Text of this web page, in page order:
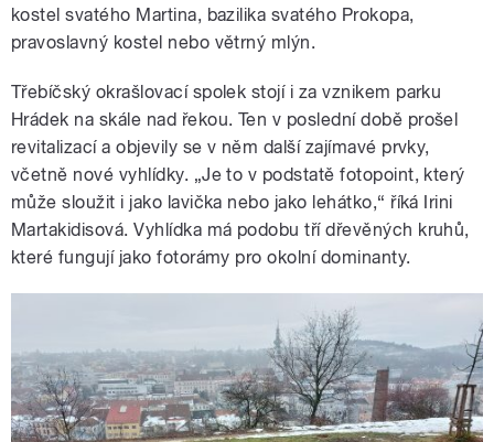
kostel svatého Martina, bazilika svatého Prokopa,
pravoslavný kostel nebo větrný mlýn.
Třebíčský okrašlovací spolek stojí i za vznikem parku
Hrádek na skále nad řekou. Ten v poslední době prošel
revitalizací a objevily se v něm další zajímavé prvky,
včetně nové vyhlídky. „Je to v podstatě fotopoint, který
může sloužit i jako lavička nebo jako lehátko,“ říká Irini
Martakidisová. Vyhlídka má podobu tří dřevěných kruhů,
které fungují jako fotorámy pro okolní dominanty.